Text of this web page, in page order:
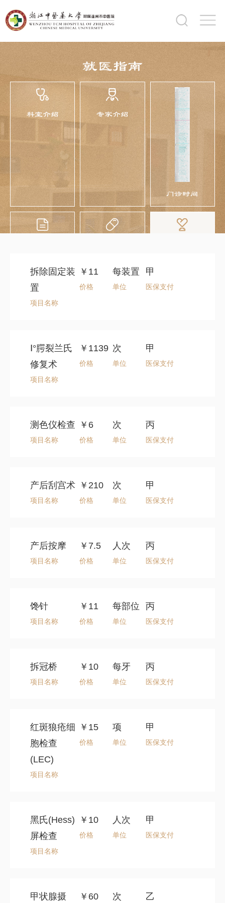
就医指南
科室介绍 专家介绍
门诊时间
医用耗材
价格查询
拆除固定装
置
项目名称
￥11
价格
每装置
单位
甲
医保支付
Ⅰ°腭裂兰氏
修复术
项目名称
￥1139
价格
次
单位
甲
医保支付
测色仪检查
项目名称
￥6
价格
次
单位
丙
医保支付
产后刮宫术
项目名称
￥210
价格
次
单位
甲
医保支付
产后按摩
项目名称
￥7.5
价格
人次
单位
丙
医保支付
馋针
项目名称
￥11
价格
每部位
单位
丙
医保支付
拆冠桥
项目名称
￥10
价格
每牙
单位
丙
医保支付
红斑狼疮细
胞检查
(LEC)
项目名称
￥15
价格
项
单位
甲
医保支付
黑氏(Hess)
屏检查
项目名称
￥10
价格
人次
单位
甲
医保支付
甲状腺摄 ￥60 次 乙